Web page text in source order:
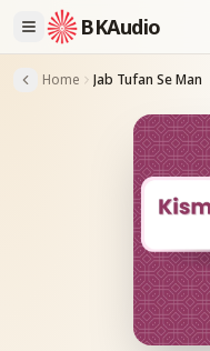
BKAudio
Home Jab Tufan Se Man